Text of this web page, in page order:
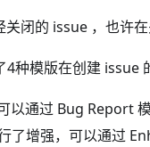
闭的 issue ，也许
种模版在创建 issue
通过 Bug Report
了增强，可以通过